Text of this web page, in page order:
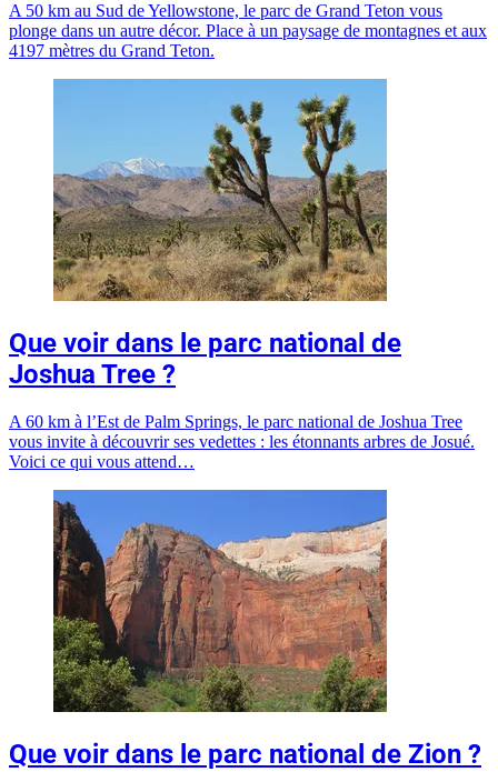
A 50 km au Sud de Yellowstone, le parc de Grand Teton vous
plonge dans un autre décor. Place à un paysage de montagnes et aux
4197 mètres du Grand Teton.
Que voir dans le parc national de
Joshua Tree ?
A 60 km à l’Est de Palm Springs, le parc national de Joshua Tree
vous invite à découvrir ses vedettes : les étonnants arbres de Josué.
Voici ce qui vous attend…
Que voir dans le parc national de Zion ?